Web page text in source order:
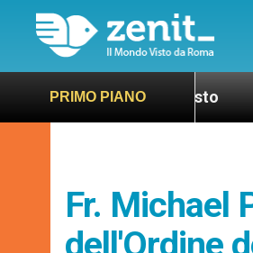
PRIMO PIANO
più sano e giusto LEV:
Fr. Michael
dell'Ordine